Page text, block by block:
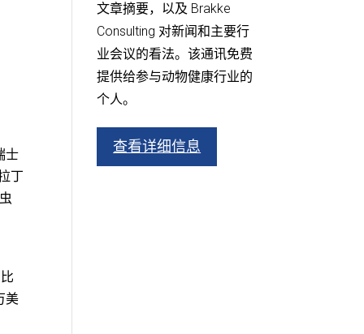
士
丁
美
文章摘要，以及 Brakke
Consulting 对新闻和主要行
业会议的看法。该通讯免费
提供给参与动物健康行业的
个人。
查看详细信息